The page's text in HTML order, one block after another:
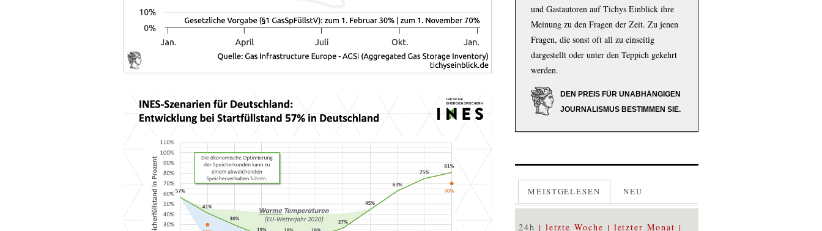
und Gastautoren auf Tichys Einblick ihre
Meinung zu den Fragen der Zeit. Zu jenen
Fragen, die sonst oft all zu einseitig
dargestellt oder unter den Teppich gekehrt
werden.
DEN PREIS FÜR UNABHÄNGIGEN
JOURNALISMUS BESTIMMEN SIE.
MEISTGELESEN NEU
24h letzte Woche letzter Monat